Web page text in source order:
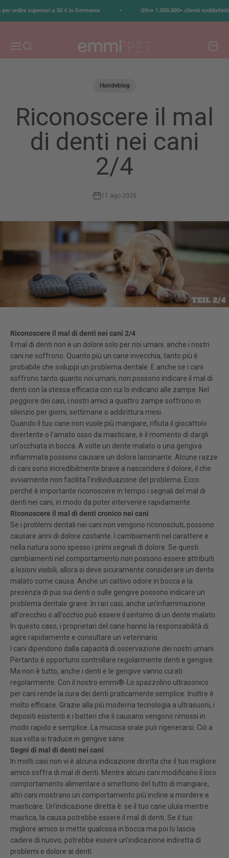
superiori a 50 € in Germania Oltre 1.000.000+ clienti soddisfatti
MenùCerca emmi-pet
Hundeblog
Riconoscere il mal
di denti nei cani
2/4
11 ago 2020
Riconoscere il mal di denti nei cani 2/4
Il mal di denti non è un dolore solo per noi umani: anche i nostri
cani ne soffrono. Quanto più un cane invecchia, tanto più è
probabile che sviluppi un problema dentale. E anche se i cani
soffrono tanto quanto noi umani, non possono indicare il mal di
denti con la stessa efficacia con cui lo indicano alle zampe. Nel
peggiore dei casi, i nostri amici a quattro zampe soffrono in
silenzio per giorni, settimane o addirittura mesi.
Quando il tuo cane non vuole più mangiare, rifiuta il giocattolo
divertente o l'amato osso da masticare, è il momento di dargli
un'occhiata in bocca. A volte un dente malato o una gengiva
infiammata possono causare un dolore lancinante. Alcune razze
di cani sono incredibilmente brave a nascondere il dolore, il che
ovviamente non facilita l'individuazione del problema. Ecco
perché è importante riconoscere in tempo i segnali del mal di
denti nei cani, in modo da poter intervenire rapidamente.
Riconoscere il mal di denti cronico nei cani
Se i problemi dentali nei cani non vengono riconosciuti, possono
causare anni di dolore costante. I cambiamenti nel carattere e
nella natura sono spesso i primi segnali di dolore. Se questi
cambiamenti nel comportamento non possono essere attribuiti
a lesioni visibili, allora si deve sicuramente considerare un dente
malato come causa. Anche un cattivo odore in bocca e la
presenza di pus sui denti o sulle gengive possono indicare un
problema dentale grave. In rari casi, anche un'infiammazione
all'orecchio o all'occhio può essere il sintomo di un dente malato.
In questo caso, i proprietari del cane hanno la responsabilità di
agire rapidamente e consultare un veterinario.
I cani dipendono dalla capacità di osservazione dei nostri umani.
Pertanto è opportuno controllare regolarmente denti e gengive.
Ma non è tutto, anche i denti e le gengive vanno curati
regolarmente. Con il nostro emmi®-Lo spazzolino ultrasonico
per cani rende la cura dei denti praticamente semplice. Inoltre è
molto efficace. Grazie alla più moderna tecnologia a ultrasuoni, i
depositi esistenti e i batteri che li causano vengono rimossi in
modo rapido e semplice. La mucosa orale può rigenerarsi. Ciò a
sua volta si traduce in gengive sane.
Segni di mal di denti nei cani
In molti casi non vi è alcuna indicazione diretta che il tuo migliore
amico soffra di mal di denti. Mentre alcuni cani modificano il loro
comportamento alimentare o smettono del tutto di mangiare,
altri cani mostrano un comportamento più incline a mordere e
masticare. Un'indicazione diretta è: se il tuo cane ulula mentre
mastica, la causa potrebbe essere il mal di denti. Se il tuo
migliore amico si mette qualcosa in bocca ma poi lo lascia
cadere di nuovo, potrebbe essere un'indicazione indiretta di
problemi e dolore ai denti.